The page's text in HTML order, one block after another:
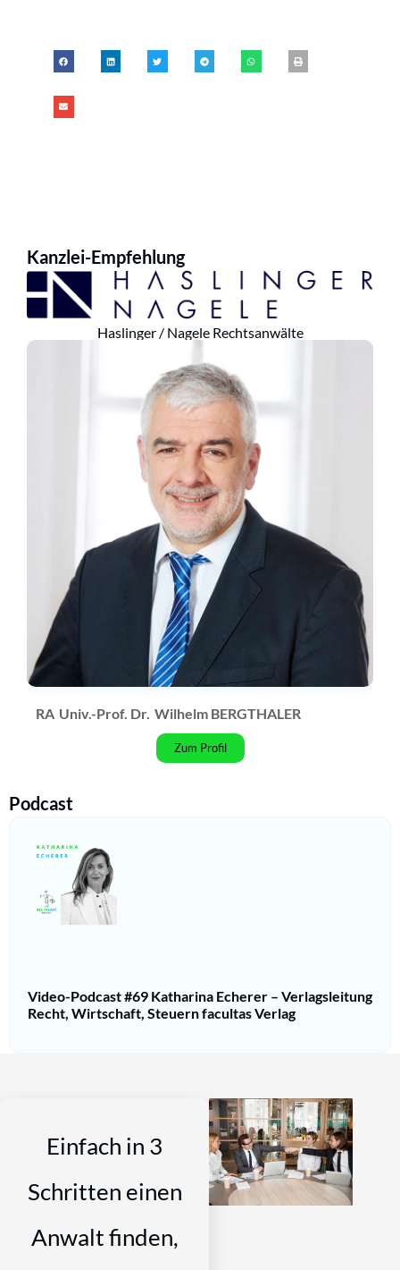
Kanzlei-Empfehlung
Haslinger / Nagele Rechtsanwälte
RA Univ.-Prof. Dr. Wilhelm BERGTHALER
Zum Profil
Podcast
Video-Podcast #69 Katharina Echerer – Verlagsleitung
Recht, Wirtschaft, Steuern facultas Verlag
Einfach in 3
Schritten einen
Anwalt finden,